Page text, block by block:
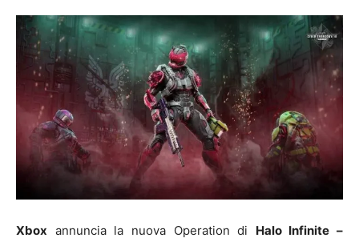
Xbox annuncia la nuova Operation di Halo Infinite –